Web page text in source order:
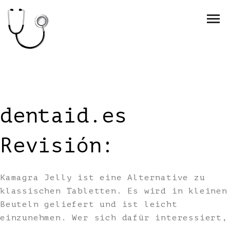
dentaid.es
Revisión:
Kamagra Jelly ist eine Alternative zu
klassischen Tabletten. Es wird in kleinen
Beuteln geliefert und ist leicht
einzunehmen. Wer sich dafür interessiert,